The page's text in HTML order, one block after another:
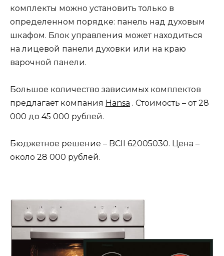
комплекты можно установить только в
определенном порядке: панель над духовым
шкафом. Блок управления может находиться
на лицевой панели духовки или на краю
варочной панели.
Большое количество зависимых комплектов
предлагает компания Hansa . Стоимость – от 28
000 до 45 000 рублей.
Бюджетное решение – BCII 62005030. Цена –
около 28 000 рублей.